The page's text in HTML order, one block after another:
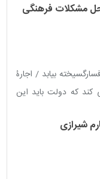
حل مشکلات فرهنگی
بیابد / اجارۀ
کند که دولت باید این
در کشور فراوان
شیرازی